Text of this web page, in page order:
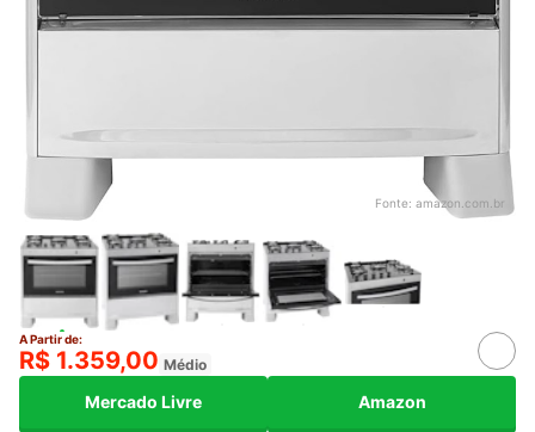
Fonte: amazon.com.br
A Partir de:
R$ 1.359,00 Médio
Mercado Livre Amazon